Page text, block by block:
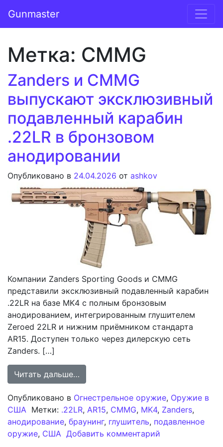
Основная навигация
Gunmaster
Метка: CMMG
Zanders и CMMG
выпускают эксклюзивный
подавленный карабин
.22LR в бронзовом
анодировании
Опубликовано в 24.04.2026 от ashkov
Компании Zanders Sporting Goods и CMMG
представили эксклюзивный подавленный карабин
.22LR на базе MK4 с полным бронзовым
анодированием, интегрированным глушителем
Zeroed 22LR и нижним приёмником стандарта
AR15. Доступен только через дилерскую сеть
Zanders. […]
Читать дальше…
Опубликовано в Огнестрельное оружие, Оружие в
США Метки: .22LR, AR15, CMMG, MK4, Zanders,
анодирование, браунинг, глушитель, подавленное
оружие, США Добавить комментарий